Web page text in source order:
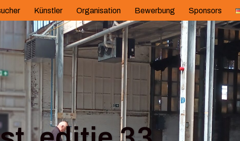
Künstler Organisation Bewerbung Sponsors